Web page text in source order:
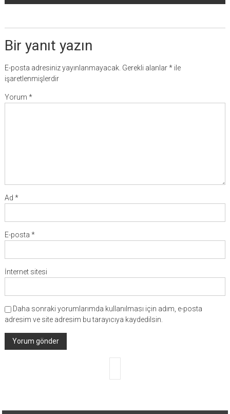
Bir yanıt yazın
E-posta adresiniz yayınlanmayacak. Gerekli alanlar*ile
işaretlenmişlerdir
Yorum *
Ad *
E-posta *
İnternet sitesi
Daha sonraki yorumlarımda kullanılması için adım, e-posta
adresim ve site adresim bu tarayıcıya kaydedilsin.